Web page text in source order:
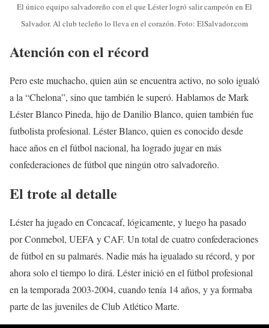
El único equipo salvadoreño con el que Léster logró salir campeón en El
Salvador. Al club tecleño lo lleva en el corazón. Foto: ElSalvador.com
Atención con el récord
Pero este muchacho, quien aún se encuentra activo, no solo igualó
a la “Chelona”, sino que también le superó. Hablamos de Mark
Léster Blanco Pineda, hijo de Danilio Blanco, quien también fue
futbolista profesional. Léster Blanco, quien es conocido desde
hace años en el fútbol nacional, ha logrado jugar en más
confederaciones de fútbol que ningún otro salvadoreño.
El trote al detalle
Léster ha jugado en Concacaf, lógicamente, y luego ha pasado
por Conmebol, UEFA y CAF. Un total de cuatro confederaciones
de fútbol en su palmarés. Nadie más ha igualado su récord, y por
ahora solo el tiempo lo dirá. Léster inició en el fútbol profesional
en la temporada 2003-2004, cuando tenía 14 años, y ya formaba
parte de las juveniles de Club Atlético Marte.